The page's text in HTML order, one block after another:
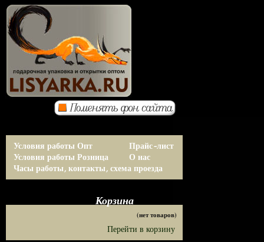
Условия работы Опт
Условия работы Розница
Прайс-лист
О нас
Часы работы, контакты, схема проезда
Корзина
(нет товаров)
Перейти в корзину